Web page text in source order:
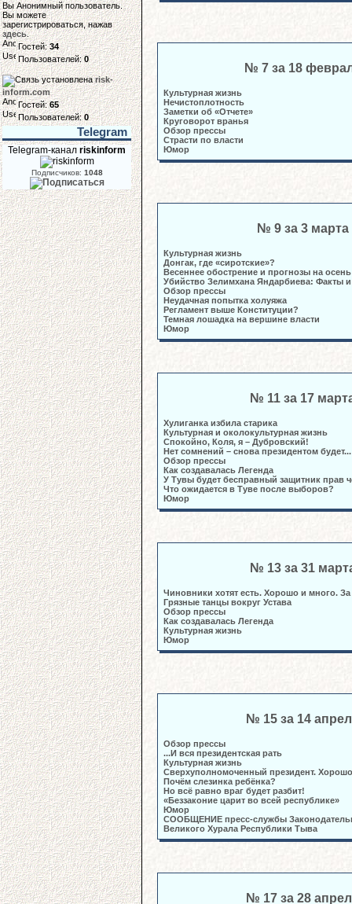
Вы Анонимный пользователь.
Вы можете
зарегистрироваться, нажав
здесь.
Гостей:34
Пользователей:0
risk-
inform.com
Гостей:65
Пользователей:0
Telegram
Telegram-канал riskinform
Подписчиков: 1048
№ 7 за 18
Культурная жизнь
Нечистоплотность
Заметки об «Отчете»
Круговорот вранья
Обзор прессы
Страсти по власти
Юмор
№ 9 за 3 марта
Культурная жизнь
Донгак, где «сиротские»?
Весеннее обострение и прогнозы на осень
Убийство Зелимхана Яндарбиева: Факты
Обзор прессы
Неудачная попытка холуяжа
Регламент выше Конституции?
Темная лошадка на вершине власти
Юмор
№ 11 за 17
Хулиганка избила старика
Культурная и околокультурная жизнь
Спокойно, Коля, я – Дубровский!
Нет сомнений – снова президентом будет...
Обзор прессы
Как создавалась Легенда
У Тувы будет бесправный защитник прав
Что ожидается в Туве после выборов?
Юмор
№ 13 за 31
Чиновники хотят есть. Хорошо и много. За
Грязные танцы вокруг Устава
Обзор прессы
Как создавалась Легенда
Культурная жизнь
Юмор
№ 15 за 14
Обзор прессы
...И вся президентская рать
Культурная жизнь
Сверхуполномоченный президент.
Почём слезинка ребёнка?
Но всё равно враг будет разбит!
«Беззаконие царит во всей республике»
Юмор
СООБЩЕНИЕ пресс-службы
Великого Хурала Республики Тыва
№ 17 за 28